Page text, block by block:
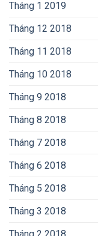
Tháng 1 2019
Tháng 12 2018
Tháng 11 2018
Tháng 10 2018
Tháng 9 2018
Tháng 8 2018
Tháng 7 2018
Tháng 6 2018
Tháng 5 2018
Tháng 3 2018